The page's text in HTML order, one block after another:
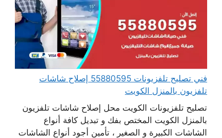
فني تصليح تلفزيونات 55880595 إصلاح شاشات
تلفزيون بالمنزل الكويت
تصليح تلفزيونات الكويت محل إصلاح شاشات تلفزيون
بالمنزل الكويت المختص بفك و تبديل كافة أنواع
الشاشات الكبيرة و الصغير ، تأمين أجود أنواع الشاشات